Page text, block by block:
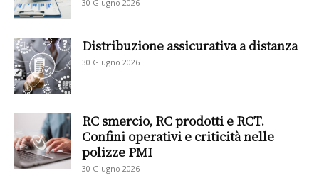
30 Giugno 2026
Distribuzione assicurativa a distanza
30 Giugno 2026
RC smercio, RC prodotti e RCT.
Confini operativi e criticità nelle
polizze PMI
30 Giugno 2026